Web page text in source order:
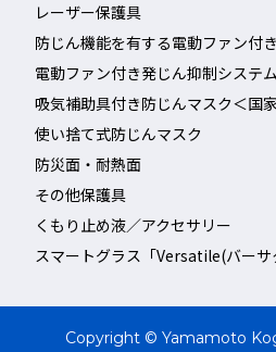
レーザー保護具
防じん機能を有する電動ファン付
電動ファン付き発じん抑制システム
吸気補助具付き防じんマスク＜国
使い捨て式防じんマスク
防災面・耐熱面
その他保護具
くもり止め液／アクセサリー
スマートグラス「Versatile(バーサ
Copyright © Yamamoto